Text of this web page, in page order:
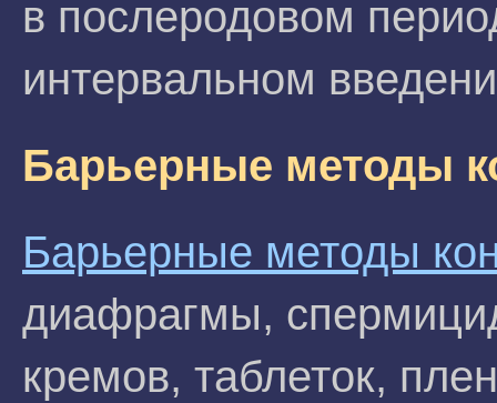
в послеродовом
интервальном
Барьерные методы
Барьерные методы
диафрагмы,
кремов, таблеток,